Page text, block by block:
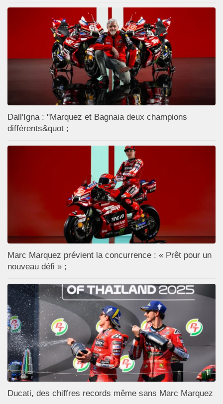
Dall'Igna : "Marquez et Bagnaia deux champions
différents&quot ;
Marc Marquez prévient la concurrence : « Prêt pour un
nouveau défi » ;
Ducati, des chiffres records même sans Marc Marquez